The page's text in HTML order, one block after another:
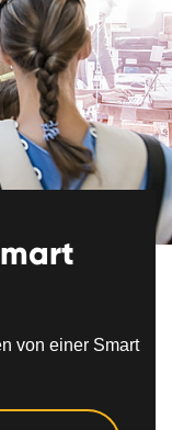
von einer Smart